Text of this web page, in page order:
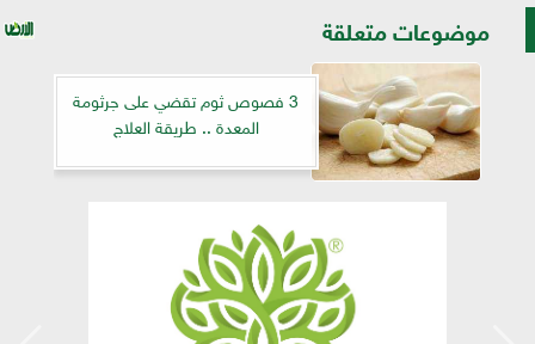
موضوعات متعلقة
3 فصوص ثوم تقضي على جرثومة
المعدة .. طريقة العلاج